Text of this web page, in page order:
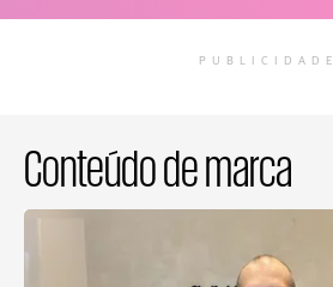
PUBLICIDADE
Conteúdo de marca